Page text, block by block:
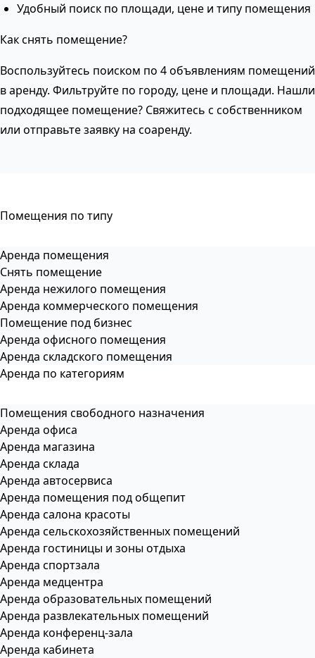
Удобный поиск по площади, цене и типу помещения
Как снять помещение?
Воспользуйтесь поиском по 4 объявлениям помещений
в аренду. Фильтруйте по городу, цене и площади. Нашли
подходящее помещение? Свяжитесь с собственником
или отправьте заявку на соаренду.
Помещения по типу
Аренда помещения
Снять помещение
Аренда нежилого помещения
Аренда коммерческого помещения
Помещение под бизнес
Аренда офисного помещения
Аренда складского помещения
Аренда по категориям
Помещения свободного назначения
Аренда офиса
Аренда магазина
Аренда склада
Аренда автосервиса
Аренда помещения под общепит
Аренда салона красоты
Аренда сельскохозяйственных помещений
Аренда гостиницы и зоны отдыха
Аренда спортзала
Аренда медцентра
Аренда образовательных помещений
Аренда развлекательных помещений
Аренда конференц-зала
Аренда кабинета